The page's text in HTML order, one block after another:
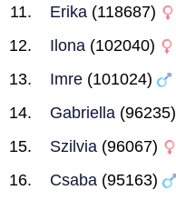
Erika (118687)
Ilona (102040)
Imre (101024)
Gabriella (96235)
Szilvia (96067)
Csaba (95163)